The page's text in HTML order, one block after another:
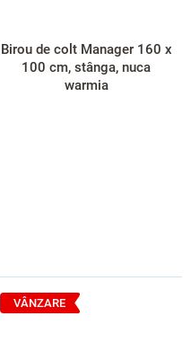
Birou de colt Manager 160 x
100 cm, stânga, nuca
warmia
VÂNZARE